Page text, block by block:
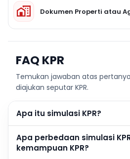
Dokumen Properti atau
FAQ KPR
Temukan jawaban atas
diajukan seputar KPR.
Apa itu simulasi KPR?
Apa perbedaan simulasi
kemampuan KPR?